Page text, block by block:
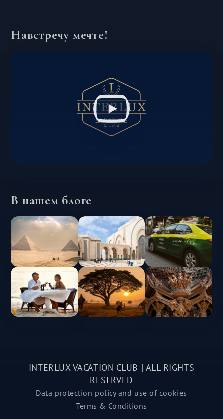
Навстречу мечте!
В нашем блоге
INTERLUX VACATION CLUB | ALL RIGHTS
RESERVED
Data protection policy and use of cookies
Terms & Conditions